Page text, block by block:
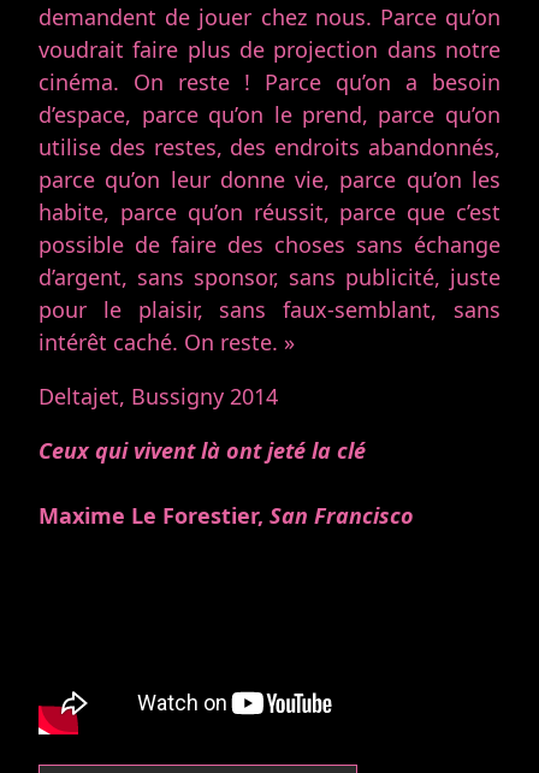
demandent de jouer chez nous. Parce qu’on
voudrait faire plus de projection dans notre
cinéma. On reste ! Parce qu’on a besoin
d’espace, parce qu’on le prend, parce qu’on
utilise des restes, des endroits abandonnés,
parce qu’on leur donne vie, parce qu’on les
habite, parce qu’on réussit, parce que c’est
possible de faire des choses sans échange
d’argent, sans sponsor, sans publicité, juste
pour le plaisir, sans faux-semblant, sans
intérêt caché. On reste. »
Deltajet, Bussigny 2014
Ceux qui vivent là ont jeté la clé
Maxime Le Forestier,San Francisco